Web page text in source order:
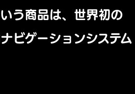
いう商品は、世界初の
ビゲーションシステム